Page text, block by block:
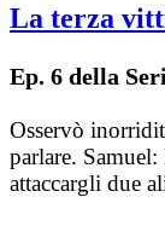
La terza
Ep. 6 della
Osservò
parlare.
attaccargli due